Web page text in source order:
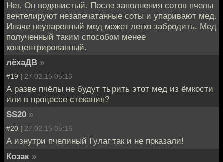
Нет. Он водянистый. После заполнения сотов пчелы
вентелируют незапечатанные соты и упаривают мед.
Иначе неупаренный мед может легко забродить. Мед
полученный таким способом менее
концентрированный.
лёхаДВ »
#19 | 27.02.15 05:16
А разве пчёлы не будут тырить этот мед из ёмкости
или в процессе стекания?
SS20 »
#20 | 27.02.15 05:16
А изнутри пчелиный Гулаг так и не показали!
Козак »